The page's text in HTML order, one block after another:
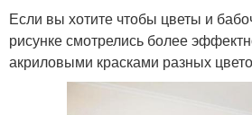
Если вы хотите чтобы цветы и
рисунке смотрелись более
акриловыми красками разных